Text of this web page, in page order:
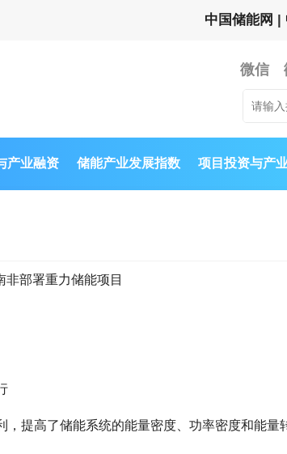
中国储能网 |
微信
产业融资 储能产业发展指数 项目投资与产
部署重力储能项目
，提高了储能系统的能量密度、功率密度和能量